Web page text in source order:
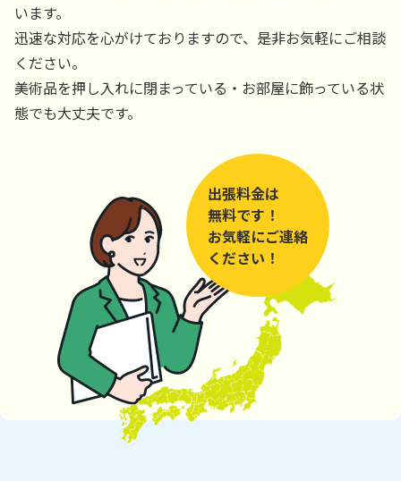
います。
迅速な対応を心がけておりますので、是非お気軽にご相談
ください。
美術品を押し入れに閉まっている・お部屋に飾っている状
態でも大丈夫です。
出張料金は
無料です！
お気軽にご連絡
ください！